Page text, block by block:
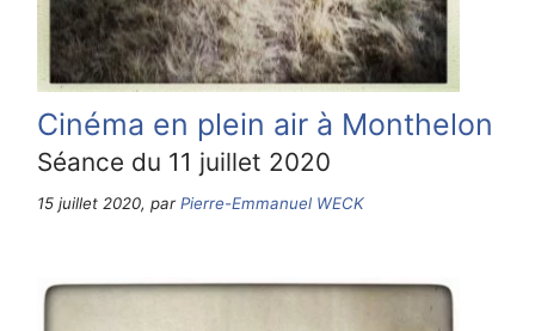
Cinéma en plein air à Monthelon
Séance du 11 juillet 2020
15 juillet 2020, parPierre-Emmanuel WECK